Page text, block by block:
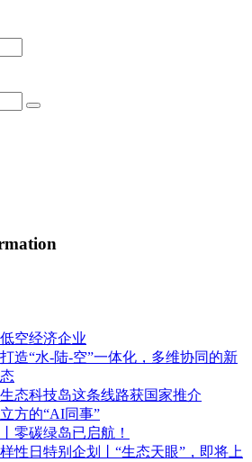
空经济企业
造“水-陆-空”一体化，多维协同的新
态科技岛这条线路获国家推介
方的“AI同事”
零碳绿岛已启航！
性日特别企划丨“生态天眼”，即将上